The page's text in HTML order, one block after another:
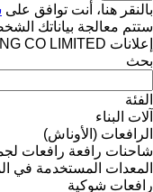
بالنقر هنا، أنت توافق على
ستتم معالجة بياناتك
إعلانات SEIKOO TRADING CO LIMITED
بحث
الفئة
آلات البناء
الرافعات (الأوناش)
شاحنات رافعة رافعات
المعدات المستخدمة في
رافعات شوكية